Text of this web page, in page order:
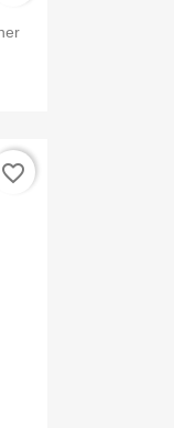
favorite_border